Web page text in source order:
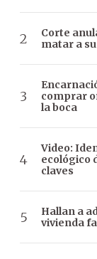
Corte
matar a
comprar
la boca
Video:
ecológico
claves
Hallan a
vivienda